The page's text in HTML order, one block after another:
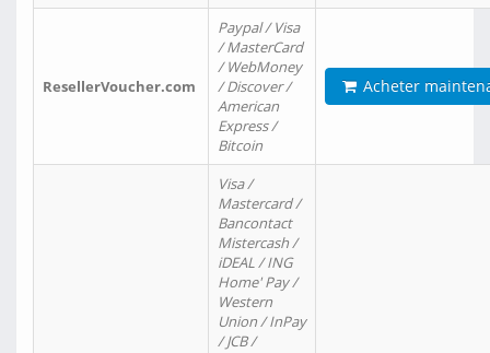
ResellerVoucher.com
Paypal / Visa
/ MasterCard
/ WebMoney
/ Discover /
American
Express /
Bitcoin
Acheter
Visa /
Mastercard /
Bancontact
Mistercash /
iDEAL / ING
Home' Pay /
Western
Union / InPay
/ JCB /